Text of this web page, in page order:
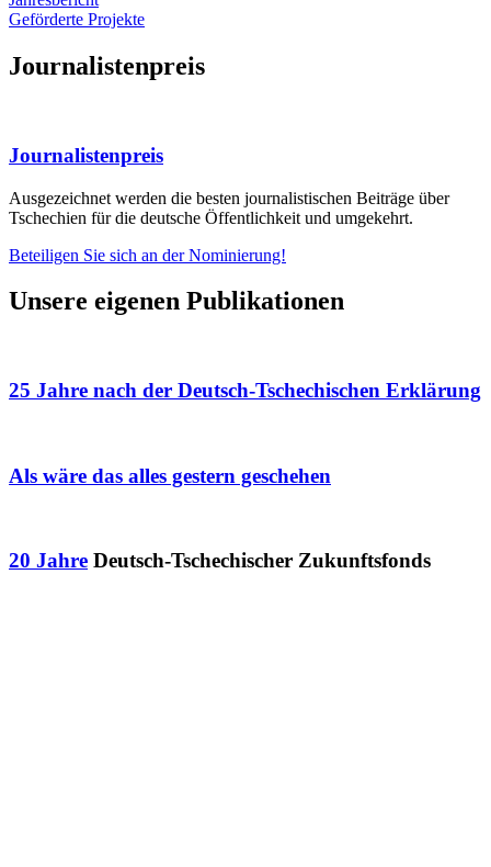
Geförderte Projekte
Journalistenpreis
Journalistenpreis
Ausgezeichnet werden die besten journalistischen Beiträge über
Tschechien für die deutsche Öffentlichkeit und umgekehrt.
Beteiligen Sie sich an der Nominierung!
Unsere eigenen Publikationen
25 Jahre nach der Deutsch-Tschechischen Erklärung
Als wäre das alles gestern geschehen
20 Jahre Deutsch-Tschechischer Zukunftsfonds